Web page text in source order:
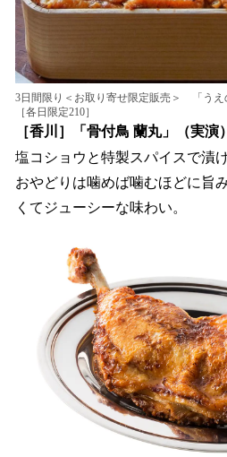
3日間限り＜お取り寄せ限定販売＞ 「うえ
［各日限定210］
［香川］「骨付鳥 蘭丸」（実演）
塩コショウと特製スパイスで漬
おやどりは噛めば噛むほどに旨
くてジューシーな味わい。